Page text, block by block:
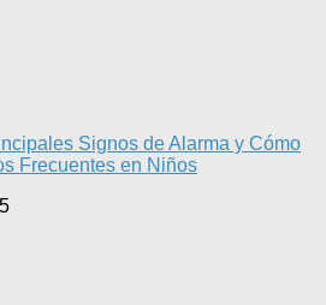
Signos de Alarma y Cómo
Frecuentes en Niños